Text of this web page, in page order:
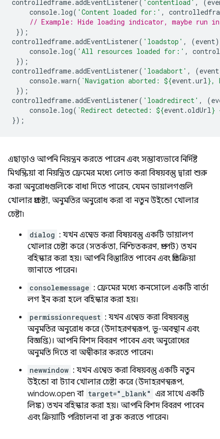
controlledframe.addEventListener( 'contentload' , (
console. log( 'Content loaded for:' ,
// Example: Hide loading indicator, maybe
});
controlledframe.addEventListener( 'loadstop' , (event)
console. log( 'All resources loaded for:' ,
});
controlledframe.addEventListener( 'loadabort' , (event
console.warn( `Navigation aborted: ${event.url},
});
controlledframe.addEventListener( 'loadredirect' , (
console. log( `Redirect detected: ${event.oldUrl}
});
এছাড়াও আপনি নিয়ন্ত্রন করতে পারেন এবং সম্ভাব্যভাবে নির্দিষ্ট
মিথস্ক্রিয়া বা নিয়ন্ত্রিত ফ্রেমের মধ্যে লোড করা বিষয়বস্তু দ্বারা শুরু
করা অনুরোধগুলিকে বাধা দিতে পারেন, যেমন ডায়ালগগুলি
খোলার প্রচেষ্টা, অনুমতির অনুরোধ করা বা নতুন উইন্ডো খোলার
চেষ্টা৷
dialog : যখন এম্বেড করা বিষয়বস্তু একটি ডায়ালগ
খোলার চেষ্টা করে (সতর্কতা, নিশ্চিতকরণ, প্রম্পট) তখন
বহিস্কার করা হয়। আপনি বিস্তারিত পাবেন এবং প্রতিক্রিয়া
জানাতে পারেন।
consolemessage : ফ্রেমের মধ্যে কনসোলে একটি বার্তা
লগ ইন করা হলে বহিস্কার করা হয়।
permissionrequest : যখন এম্বেড করা বিষয়বস্তু
অনুমতির অনুরোধ করে (উদাহরণস্বরূপ, ভূ-অবস্থান এবং
বিজ্ঞপ্তি)। আপনি বিশদ বিবরণ পাবেন এবং অনুরোধের
অনুমতি দিতে বা অস্বীকার করতে পারেন।
newwindow : যখন এম্বেড করা বিষয়বস্তু একটি নতুন
উইন্ডো বা ট্যাব খোলার চেষ্টা করে (উদাহরণস্বরূপ,
window.open বা target="_blank" এর সাথে একটি
লিঙ্ক) তখন বহিস্কার করা হয়। আপনি বিশদ বিবরণ পাবেন
এবং ক্রিয়াটি পরিচালনা বা ব্লক করতে পারেন।